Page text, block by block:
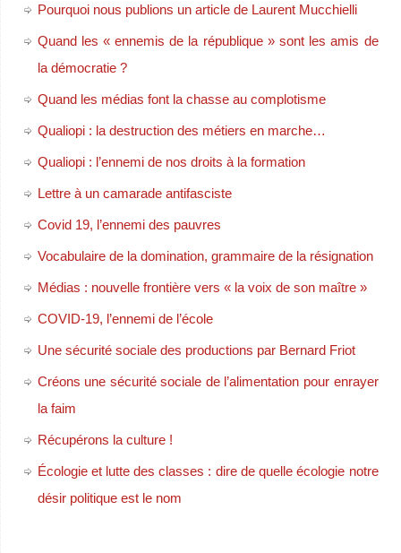
Pourquoi nous publions un article de Laurent Mucchielli
Quand les « ennemis de la république » sont les amis de
la démocratie ?
Quand les médias font la chasse au complotisme
Qualiopi : la destruction des métiers en marche…
Qualiopi : l’ennemi de nos droits à la formation
Lettre à un camarade antifasciste
Covid 19, l’ennemi des pauvres
Vocabulaire de la domination, grammaire de la résignation
Médias : nouvelle frontière vers « la voix de son maître »
COVID-19, l’ennemi de l’école
Une sécurité sociale des productions par Bernard Friot
Créons une sécurité sociale de l’alimentation pour enrayer
la faim
Récupérons la culture !
Écologie et lutte des classes : dire de quelle écologie notre
désir politique est le nom